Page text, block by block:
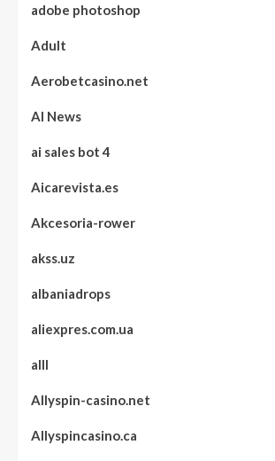
adobe photoshop
Adult
Aerobetcasino.net
AI News
ai sales bot 4
Aicarevista.es
Akcesoria-rower
akss.uz
albaniadrops
aliexpres.com.ua
alll
Allyspin-casino.net
Allyspincasino.ca